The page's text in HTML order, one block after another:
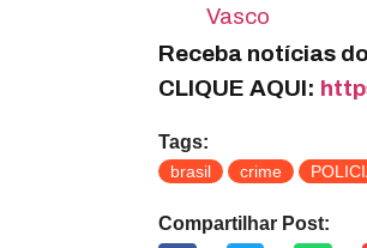
Vasco
Receba notícias
CLIQUE AQUI:
Tags:
brasil crime
Compartilhar Post: